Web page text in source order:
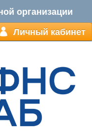
организации
Личный кабинет